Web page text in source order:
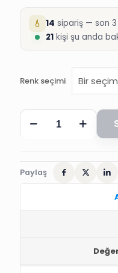
14 sipariş — son
21 kişi şu anda
Renk seçimi
HARUN
DESENLİ
Paylaş